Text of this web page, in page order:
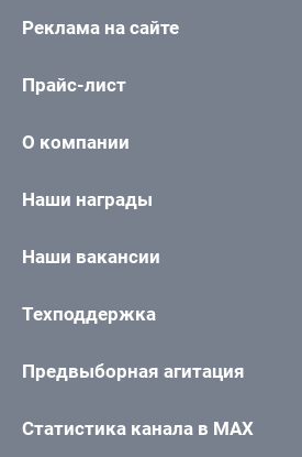
Реклама на сайте
Прайс-лист
О компании
Наши награды
Наши вакансии
Техподдержка
Предвыборная агитация
Статистика канала в MAX